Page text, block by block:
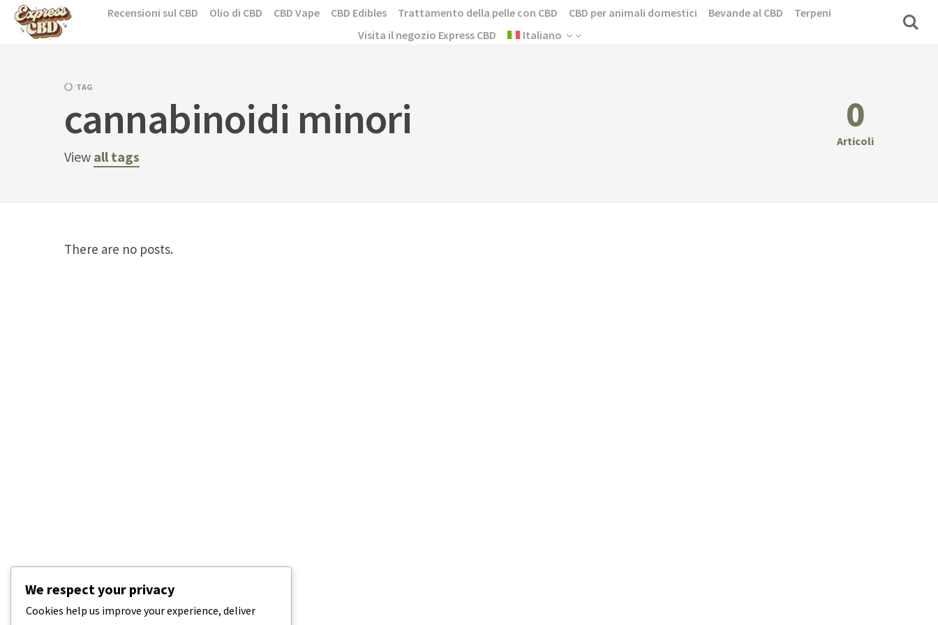
Skip
Recensioni sul CBD Olio di CBD CBD Vape CBD Edibles Trattamento della pelle con CBD CBD per animali domestici Bevande al CBD
Terpeni
Visita il negozio Express CBD
Italiano
TAG
cannabinoidi minori
View all tags
0
Articoli
There are no posts.
We respect your privacy
Cookies help us improve your experience, deliver